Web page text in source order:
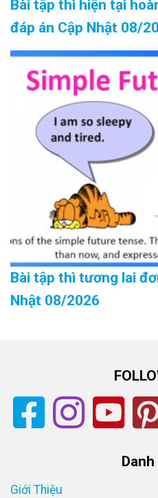
Bài tập thì hiện tại
đáp án Cập Nhật 08/
Bài tập thì tương lai
Nhật 08/2026
Giới Thiệu